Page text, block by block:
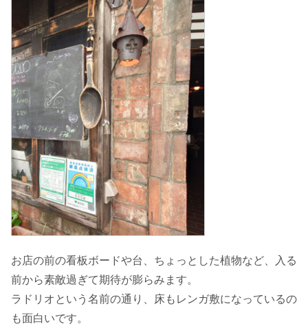
お店の前の看板ボードや台、ちょっとした植物など、入る
前から素敵過ぎて期待が膨らみます。
ラドリオという名前の通り、床もレンガ敷になっているの
も面白いです。